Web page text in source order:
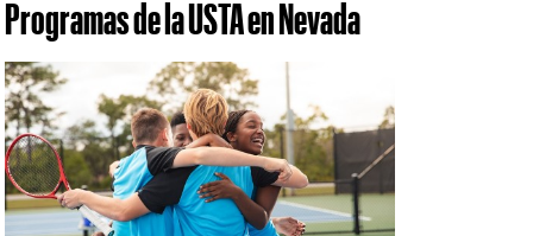
Programas de la USTA en Nevada